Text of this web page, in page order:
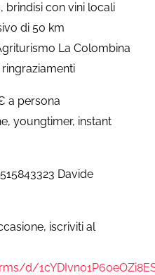
brindisi con vini locali
di 50 km
La Colombina
a persona
youngtimer, instant
Davide
iscriviti al
d/